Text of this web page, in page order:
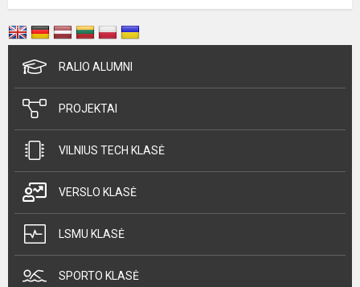
RALIO ALUMNI
PROJEKTAI
VILNIUS TECH KLASĖ
VERSLO KLASĖ
LSMU KLASĖ
SPORTO KLASĖ